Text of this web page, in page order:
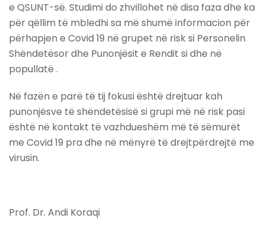
e QSUNT-së. Studimi do zhvillohet në disa faza dhe ka
për qëllim të mbledhi sa më shumë informacion për
përhapjen e Covid 19 në grupet në risk si Personelin
Shëndetësor dhe Punonjësit e Rendit si dhe në
popullatë .
Në fazën e parë të tij fokusi është drejtuar kah
punonjësve të shëndetësisë si grupi më në risk pasi
është në kontakt të vazhdueshëm më të sëmurët
me Covid 19 pra dhe në mënyrë të drejtpërdrejtë me
virusin.
Prof. Dr. Andi Koraqi